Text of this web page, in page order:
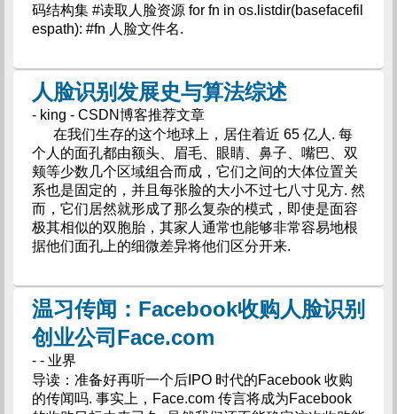
码结构集 #读取人脸资源 for fn in os.listdir(basefacefil
espath): #fn 人脸文件名.
人脸识别发展史与算法综述
- king - CSDN博客推荐文章
在我们生存的这个地球上，居住着近 65 亿人. 每
个人的面孔都由额头、眉毛、眼睛、鼻子、嘴巴、双
颊等少数几个区域组合而成，它们之间的大体位置关
系也是固定的，并且每张脸的大小不过七八寸见方. 然
而，它们居然就形成了那么复杂的模式，即使是面容
极其相似的双胞胎，其家人通常也能够非常容易地根
据他们面孔上的细微差异将他们区分开来.
温习传闻：Facebook收购人脸识别
创业公司Face.com
- - 业界
导读：准备好再听一个后IPO 时代的Facebook 收购
的传闻吗. 事实上，Face.com 传言将成为Facebook